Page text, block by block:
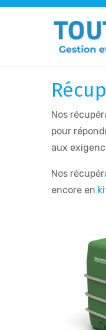
Nos
pour
aux
Nos
encore en